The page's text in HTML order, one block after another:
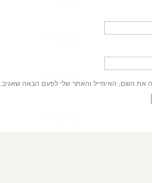
את השם, האימייל והאתר שלי לפעם הבאה שאגיב.